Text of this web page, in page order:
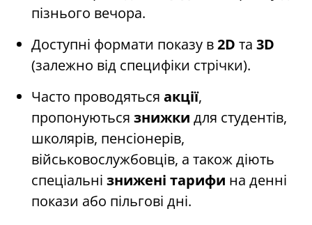
пізнього вечора.
Доступні формати показу в2D та 3D
(залежно від специфіки стрічки).
Часто проводяться акції,
пропонуються знижки для студентів,
школярів, пенсіонерів,
військовослужбовців, а також діють
спеціальні знижені тарифи на денні
покази або пільгові дні.